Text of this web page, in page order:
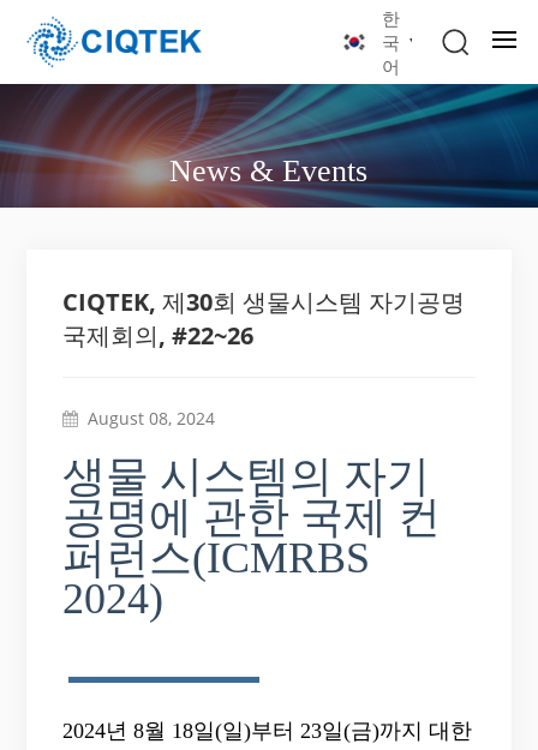
한
국
어
News & Events
CIQTEK, 제30회 생물시스템 자기공명
국제회의, #22~26
August 08, 2024
생물 시스템의 자기
공명에 관한 국제 컨
퍼런스(ICMRBS
2024)
2024년 8월 18일(일)부터 23일(금)까지 대한